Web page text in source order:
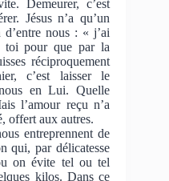
Demeurer, c’est
Jésus n’a qu’un
nous : « j’ai
toi pour que par la
réciproquement
c’est laisser le
en Lui. Quelle
l’amour reçu n’a
offert aux autres.
entreprennent de
qui, par délicatesse
on évite tel ou tel
kilos. Dans ce